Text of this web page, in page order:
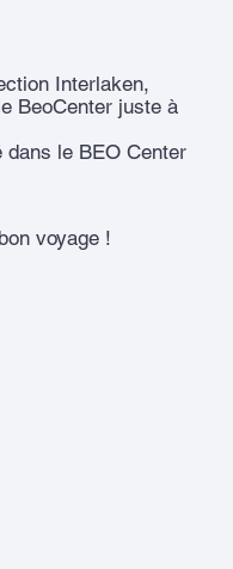
Interlaken,
BeoCenter juste à
le BEO Center
voyage !